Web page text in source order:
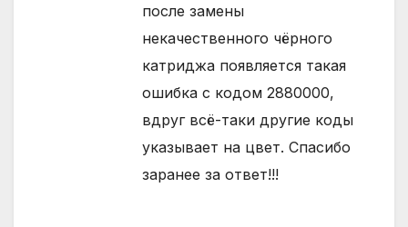
после замены
некачественного чёрного
катриджа появляется такая
ошибка с кодом 2880000,
вдруг всё-таки другие коды
указывает на цвет. Спасибо
заранее за ответ!!!